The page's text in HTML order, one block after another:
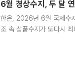
6월 경상수지, 두 달
한은, 2026년 6월 국제수
조 속 상품수지가 또다시